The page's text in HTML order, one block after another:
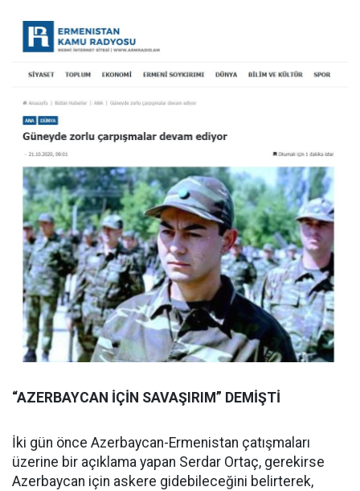
“AZERBAYCAN İÇİN SAVAŞIRIM” DEMİŞTİ
İki gün önce Azerbaycan-Ermenistan çatışmaları
üzerine bir açıklama yapan Serdar Ortaç, gerekirse
Azerbaycan için askere gidebileceğini belirterek,